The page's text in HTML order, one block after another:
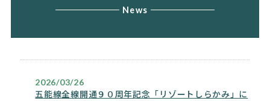
News
2026/03/26
五能線全線開通９０周年記念「リゾートしらかみ」に